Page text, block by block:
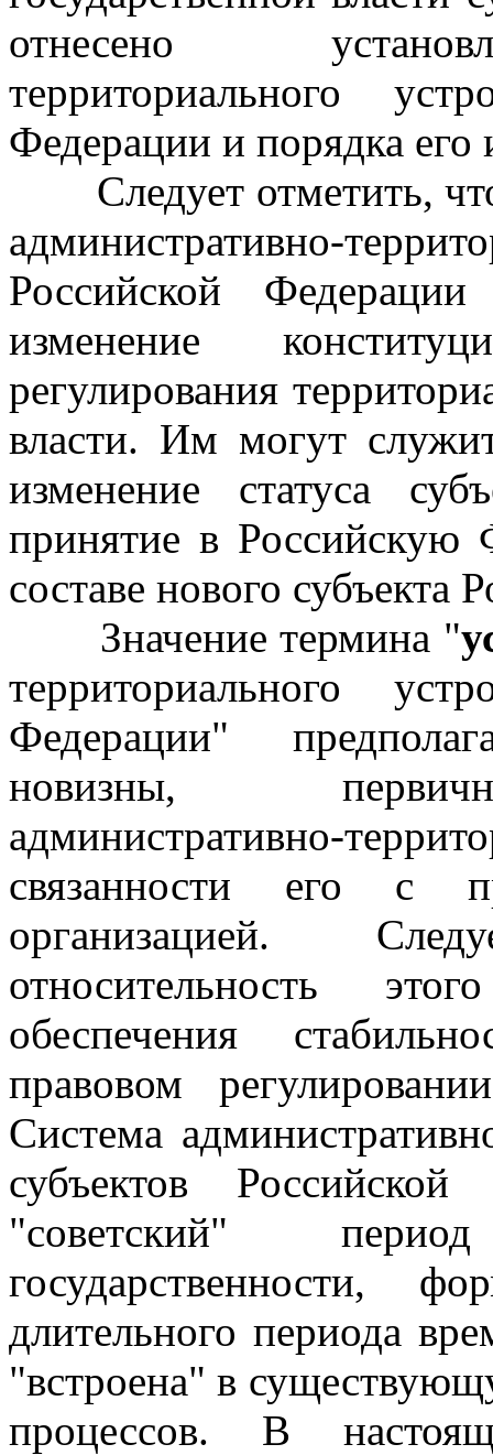
отнесено
территориального
Федерации и порядка его
Следует отметить,
административно-
Российской
изменение
регулирования
власти. Им могут
изменение статуса
принятие в Российскую
составе нового субъекта
Значение термина "
территориального
Федерации"
новизны,
административно-
связанности его с
организацией.
относительность
обеспечения
правовом
Система
субъектов
"советский"
государственности,
длительного периода
"встроена" в
процессов. В